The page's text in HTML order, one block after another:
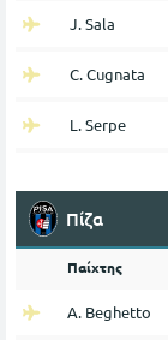
J. Sala
C. Cugnata
L. Serpe
Πίζα
Παίχτης
A. Beghetto